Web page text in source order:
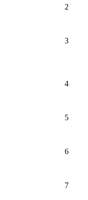
2
3
4
5
6
7